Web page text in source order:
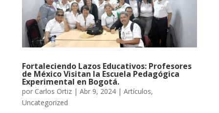
Fortaleciendo Lazos Educativos: Profesores
de México Visitan la Escuela Pedagógica
Experimental en Bogotá.
por Carlos Ortiz| Abr 9, 2024| Artículos,
Uncategorized